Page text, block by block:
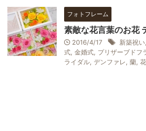
フォトフレーム
素敵な花言葉のお花
2016/4/17 新築祝い,
式, 金婚式, プリザーブドフ
ライダル, デンファレ, 蘭,